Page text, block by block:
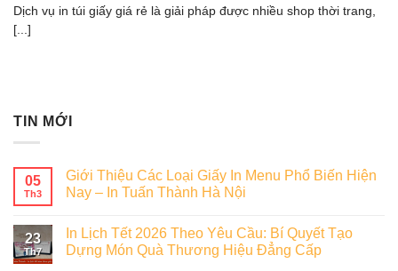
Dịch vụ in túi giấy giá rẻ là giải pháp được nhiều shop thời trang,
[...]
TIN MỚI
05
Th3
Giới Thiệu Các Loại Giấy In Menu Phổ Biến Hiện
Nay – In Tuấn Thành Hà Nội
23
Th7
In Lịch Tết 2026 Theo Yêu Cầu: Bí Quyết Tạo
Dựng Món Quà Thương Hiệu Đẳng Cấp